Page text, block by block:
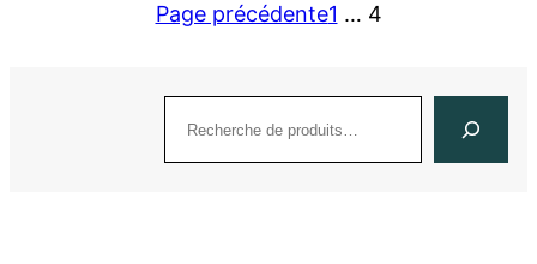
Page précédente1 … 4